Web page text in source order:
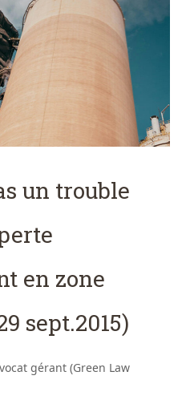
un trouble
en zone
sept.2015)
gérant (Green Law